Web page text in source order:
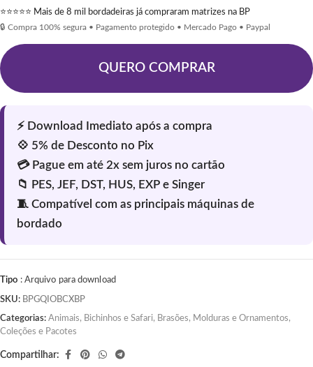
⭐⭐⭐⭐⭐ Mais de 8 mil bordadeiras já compraram matrizes na BP
🔒 Compra 100% segura • Pagamento protegido • Mercado Pago • Paypal
QUERO COMPRAR
Tipo : Arquivo para download
SKU: BPGQIOBCXBP
Categorias: Animais, Bichinhos e Safari, Brasões, Molduras e Ornamentos,
Coleções e Pacotes
Compartilhar: